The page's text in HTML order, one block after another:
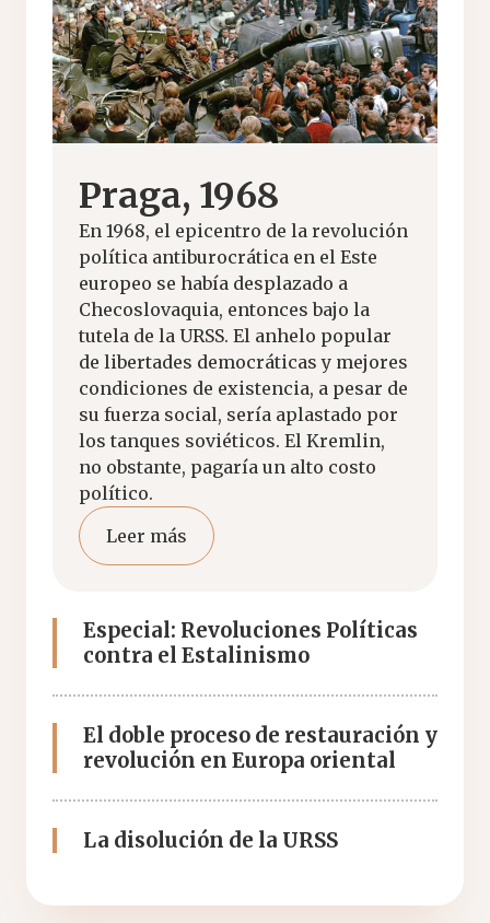
Praga, 1968
En 1968, el epicentro de la revolución
política antiburocrática en el Este
europeo se había desplazado a
Checoslovaquia, entonces bajo la
tutela de la URSS. El anhelo popular
de libertades democráticas y mejores
condiciones de existencia, a pesar de
su fuerza social, sería aplastado por
los tanques soviéticos. El Kremlin,
no obstante, pagaría un alto costo
político.
Leer más
Especial: Revoluciones Políticas
contra el Estalinismo
El doble proceso de restauración y
revolución en Europa oriental
La disolución de la URSS